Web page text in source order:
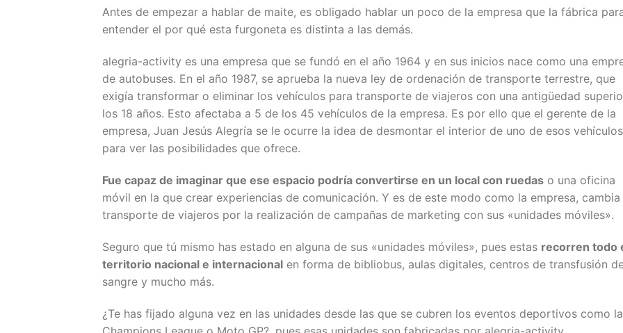
Antes de empezar a hablar de maite, es obligado hablar un poco de la empresa que la fábrica
entender el por qué esta furgoneta es distinta a las demás.
alegria-activity es una empresa que se fundó en el año 1964 y en sus inicios nace como una
de autobuses. En el año 1987, se aprueba la nueva ley de ordenación de transporte terrestre, que
exigía transformar o eliminar los vehículos para transporte de viajeros con una antigüedad
los 18 años. Esto afectaba a 5 de los 45 vehículos de la empresa. Es por ello que el gerente de la
empresa, Juan Jesús Alegría se le ocurre la idea de desmontar el interior de uno de esos vehículos
para ver las posibilidades que ofrece.
Fue capaz de imaginar que ese espacio podría convertirse en un local con ruedas o una oficina
móvil en la que crear experiencias de comunicación. Y es de este modo como la empresa, cambia
transporte de viajeros por la realización de campañas de marketing con sus «unidades móviles».
Seguro que tú mismo has estado en alguna de sus «unidades móviles», pues estas recorren todo
territorio nacional e internacional en forma de bibliobus, aulas digitales, centros de transfusión
sangre y mucho más.
¿Te has fijado alguna vez en las unidades desde las que se cubren los eventos deportivos como la